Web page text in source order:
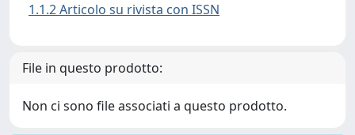
1.1.2 Articolo su rivista con ISSN
File in questo prodotto:
Non ci sono file associati a questo prodotto.